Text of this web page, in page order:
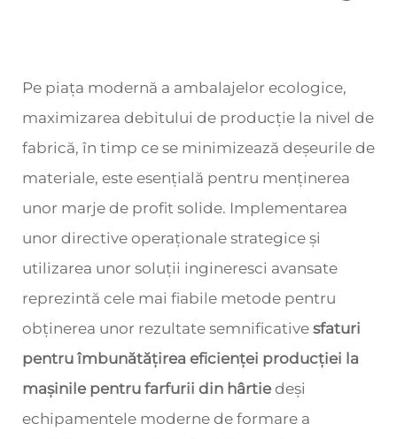
Pe piața modernă a ambalajelor ecologice,
maximizarea debitului de producție la nivel de
fabrică, în timp ce se minimizează deșeurile de
materiale, este esențială pentru menținerea
unor marje de profit solide. Implementarea
unor directive operaționale strategice și
utilizarea unor soluții ingineresci avansate
reprezintă cele mai fiabile metode pentru
obținerea unor rezultate semnificative sfaturi
pentru îmbunătățirea eficienței producției la
mașinile pentru farfurii din hârtie deși
echipamentele moderne de formare a